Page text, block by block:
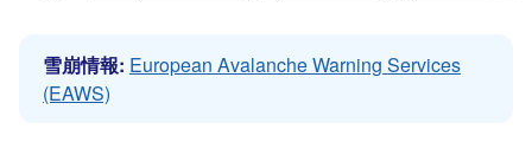
雪崩情報: European Avalanche Warning Services
(EAWS)